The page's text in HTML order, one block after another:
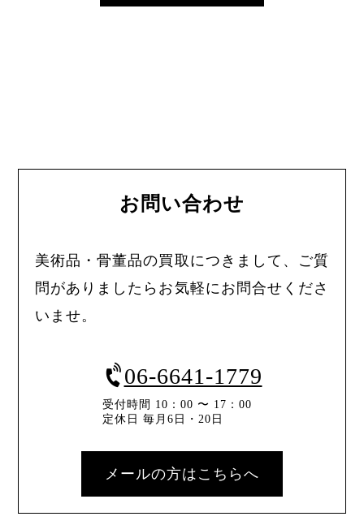
お問い合わせ
美術品・骨董品の買取につきまして、ご質
問がありましたらお気軽にお問合せくださ
いませ。
06-6641-1779
受付時間 10：00 〜 17：00
定休日 毎月6日・20日
メールの方はこちらへ